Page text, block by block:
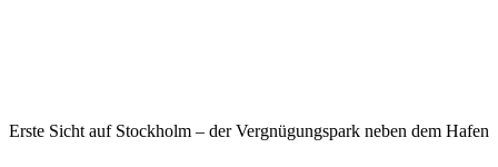
Erste Sicht auf Stockholm – der Vergnügungspark neben dem Hafen